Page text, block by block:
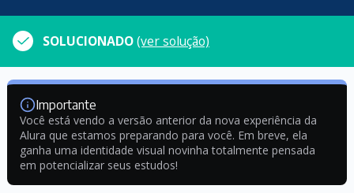
SOLUCIONADO(ver solução)
Importante
Você está vendo a versão anterior da nova experiência da
Alura que estamos preparando para você. Em breve, ela
ganha uma identidade visual novinha totalmente pensada
em potencializar seus estudos!